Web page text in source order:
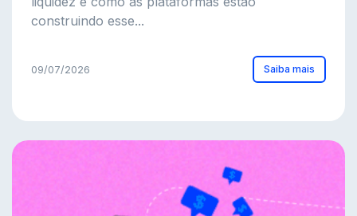
construindo esse...
09/07/2026 Saiba mais